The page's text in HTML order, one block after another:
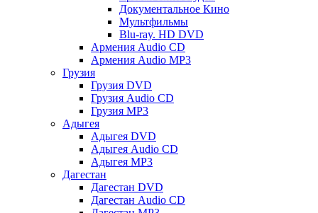
Документальное Кино
Мультфильмы
Blu-ray. HD DVD
Армения Audio CD
Армения Audio MP3
Грузия
Грузия DVD
Грузия Audio CD
Грузия MP3
Адыгея
Адыгея DVD
Адыгея Audio CD
Адыгея MP3
Дагестан
Дагестан DVD
Дагестан Audio CD